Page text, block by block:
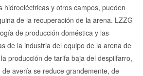
hidroeléctricas y otros campos, pueden
de la recuperación de la arena. LZZG
de producción doméstica y las
de la industria del equipo de la arena de
producción de tarifa baja del despilfarro,
avería se reduce grandemente, de